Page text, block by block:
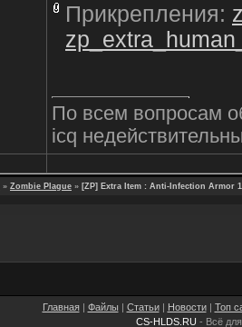
Прикрепления:
По всем вопросам
icq
» Zombie Plague » [ZP] Extra Item : Anti-Infection Armor
Главная| Файлы | Статьи| Новости| Топ
CS-HLDS.RU - Всё